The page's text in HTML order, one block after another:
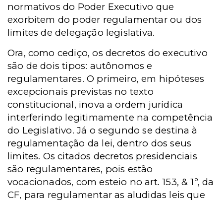
normativos do Poder Executivo que
exorbitem do poder regulamentar ou dos
limites de delegação legislativa.
Ora, como cediço, os decretos do executivo
são de dois tipos: autônomos e
regulamentares. O primeiro, em hipóteses
excepcionais previstas no texto
constitucional, inova a ordem jurídica
interferindo legitimamente na competência
do Legislativo. Já o segundo se destina à
regulamentação da lei, dentro dos seus
limites. Os citados decretos presidenciais
são regulamentares, pois estão
vocacionados, com esteio no art. 153, & 1º, da
CF, para regulamentar as aludidas leis que